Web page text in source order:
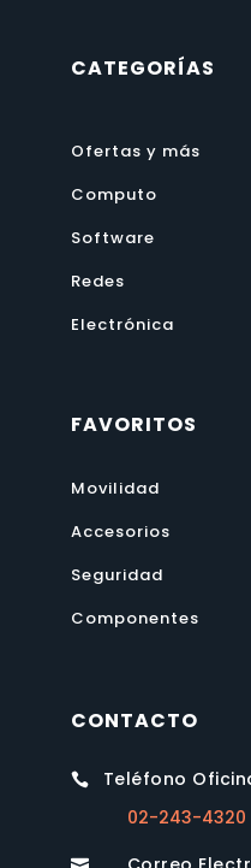
CATEGORÍAS
Ofertas y más
Computo
Software
Redes
Electrónica
FAVORITOS
Movilidad
Accesorios
Seguridad
Componentes
CONTACTO

Teléfono Oficina
02-243-4320

Correo